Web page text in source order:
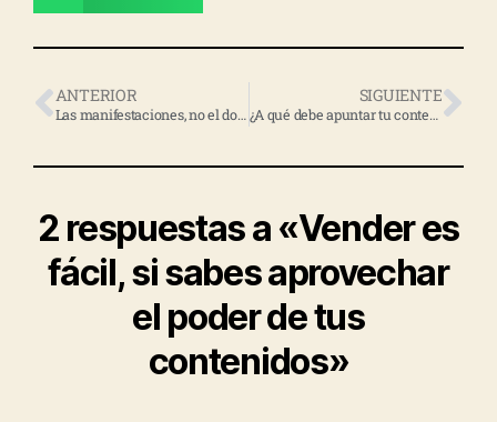
ANTERIOR
Las manifestaciones, no el dolor, la clave para persuadir a tu cliente potencial
SIGUIENTE
¿A qué debe apuntar tu contenido para conseguir un alto impacto?
2 respuestas a «Vender es
fácil, si sabes aprovechar
el poder de tus
contenidos»